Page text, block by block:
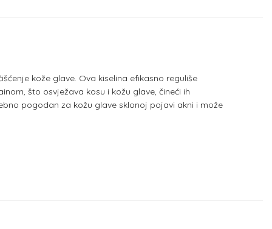
kože glave. Ova kiselina efikasno reguliše
što osvježava kosu i kožu glave, čineći ih
pogodan za kožu glave sklonoj pojavi akni i može